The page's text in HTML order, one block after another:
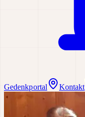
Gedenkportal Kontakt